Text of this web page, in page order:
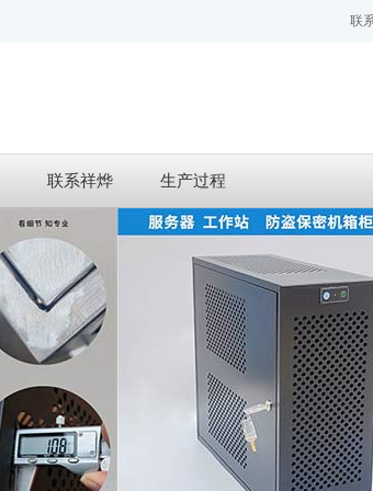
联
联系祥烨 生产过程